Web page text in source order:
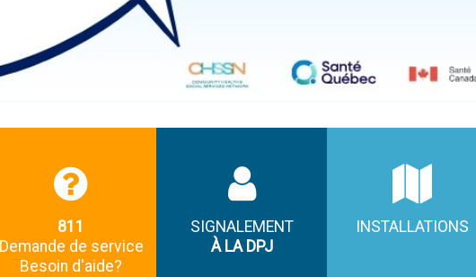
811
Demande de service
Besoin d'aide?
SIGNALEMENT
À LA DPJ
INSTALLATIONS